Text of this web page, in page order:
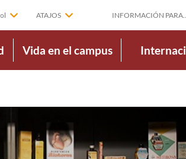
ATAJOS INFORMACIÓN
Vida en el campus